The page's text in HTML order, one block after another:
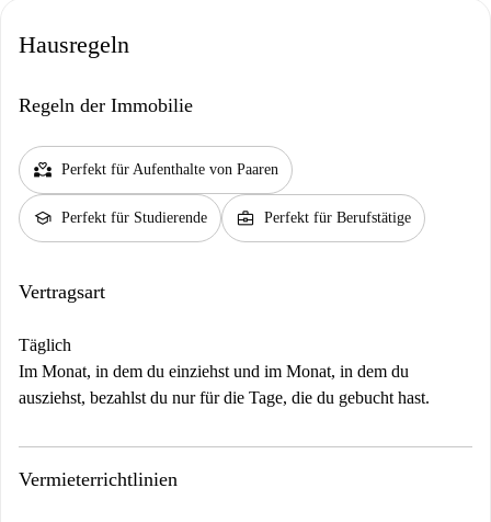
Hausregeln
Regeln der Immobilie
partner_heart Perfekt für Aufenthalte von Paaren
school Perfekt für Studierende business_center Perfekt für Berufstätige
Vertragsart
Täglich
Im Monat, in dem du einziehst und im Monat, in dem du
ausziehst, bezahlst du nur für die Tage, die du gebucht hast.
Vermieterrichtlinien